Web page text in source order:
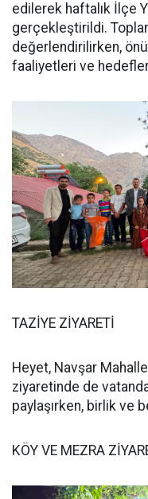
edilerek haftalık İlçe
gerçekleştirildi.
değerlendirilirken,
faaliyetleri ve
TAZİYE ZİYARETİ
Heyet, Navşar
ziyaretinde de
paylaşırken, birlik ve
KÖY VE MEZRA